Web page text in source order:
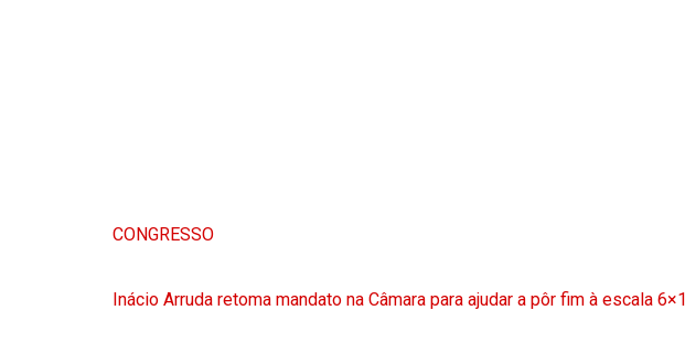
CONGRESSO
Inácio Arruda retoma mandato na Câmara para ajudar a pôr fim à escala 6×1